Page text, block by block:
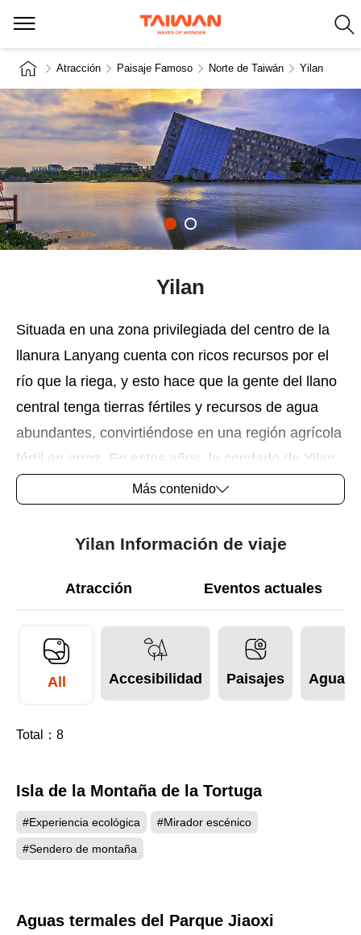
Atracción Paisaje Famoso Norte de Taiwán Yilan
Yilan
Situada en una zona privilegiada del centro de la
llanura Lanyang cuenta con ricos recursos por el
río que la riega, y esto hace que la gente del llano
central tenga tierras fértiles y recursos de agua
abundantes, convirtiéndose en una región agrícola
fértil en arroz. En estos años, la condado de Yilan
se ha convertido en el centro político, cultural y
nudo de comunicaciones de la ruta del transporte
Más contenido
Yilan Información de viaje
Atracción Eventos actuales
All Accesibilidad Paisajes Aguas
Total： 8
Isla de la Montaña de la Tortuga
#Experiencia ecológica #Mirador escénico
#Sendero de montaña
Aguas termales del Parque Jiaoxi